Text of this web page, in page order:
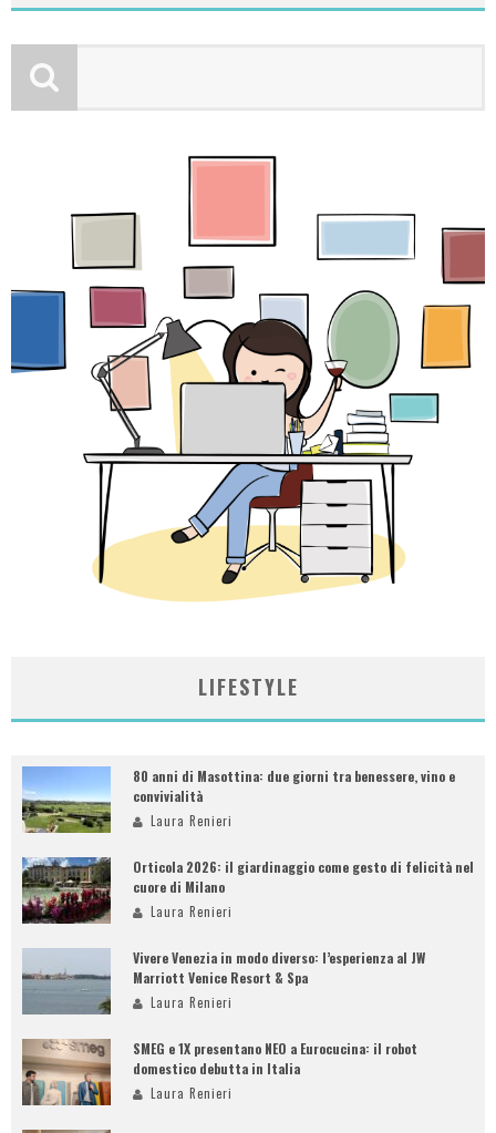
LIFESTYLE
80 anni di Masottina: due giorni tra benessere, vino e
convivialità
Laura Renieri
Orticola 2026: il giardinaggio come gesto di felicità nel
cuore di Milano
Laura Renieri
Vivere Venezia in modo diverso: l’esperienza al JW
Marriott Venice Resort & Spa
Laura Renieri
SMEG e 1X presentano NEO a Eurocucina: il robot
domestico debutta in Italia
Laura Renieri